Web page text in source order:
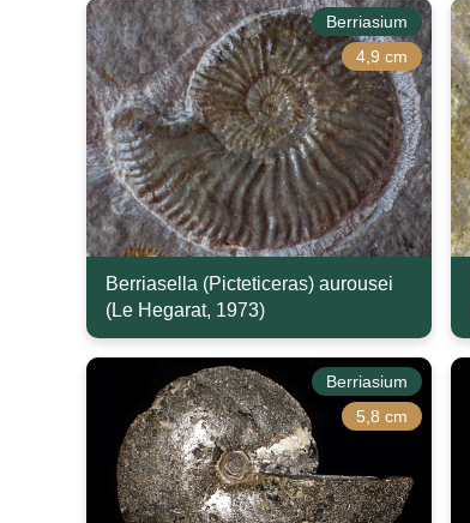
Berriasium
4,9 cm
Berriasella (Picteticeras) aurousei
(Le Hegarat, 1973)
Berriasium
5,8 cm